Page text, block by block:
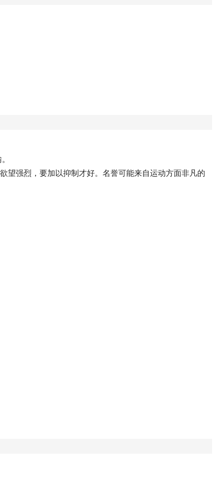
望强烈，要加以抑制才好。名誉可能来自运动方面非凡的